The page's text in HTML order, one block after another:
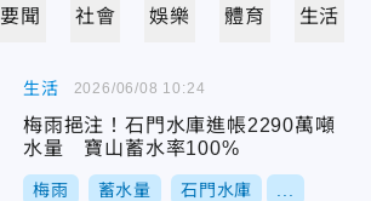
要聞 社會 娛樂 體育 生活
生活
梅雨挹注！石門水庫進帳2290萬噸
水量 寶山蓄水率100%
梅雨 蓄水量 石門水庫
2026/06/08 10:24